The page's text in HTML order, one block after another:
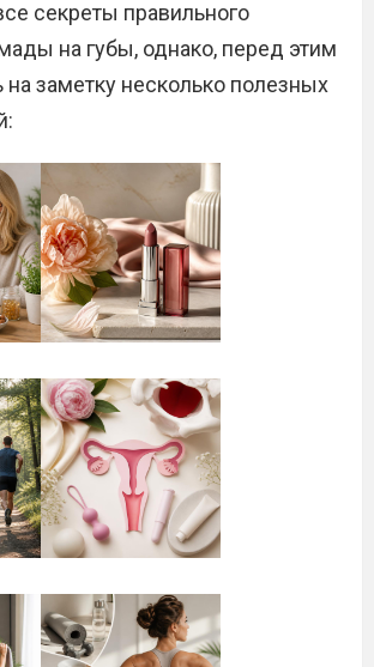
секреты правильного
на губы, однако, перед этим
на заметку несколько полезных